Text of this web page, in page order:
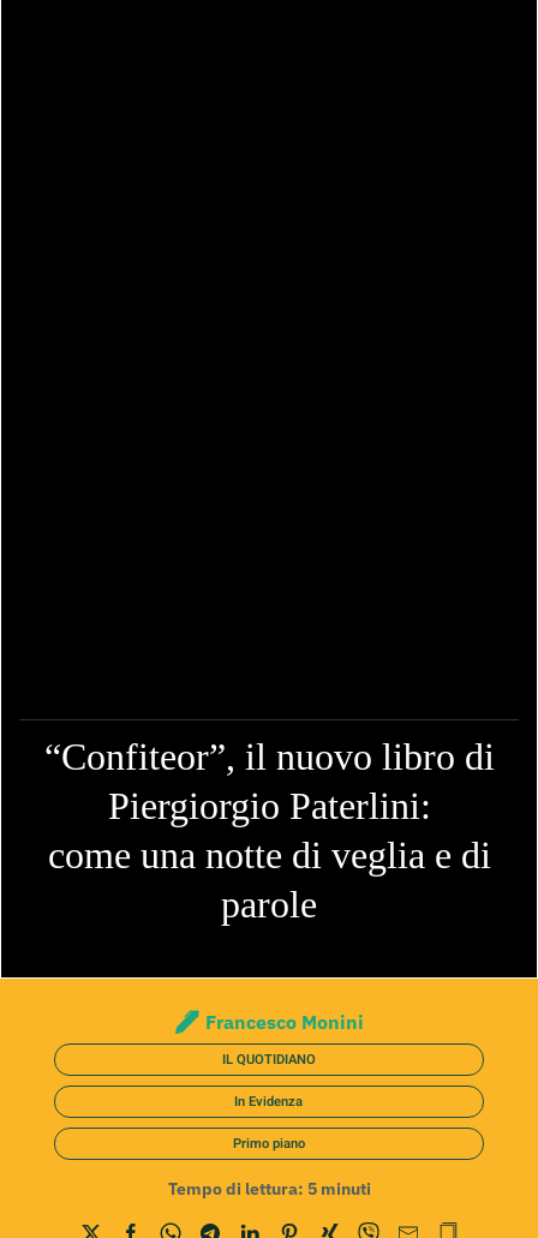
“Confiteor”, il nuovo libro di
Piergiorgio Paterlini:
come una notte di veglia e di
parole
Francesco Monini
IL QUOTIDIANO
In Evidenza
Primo piano
Tempo di lettura: 5 minuti